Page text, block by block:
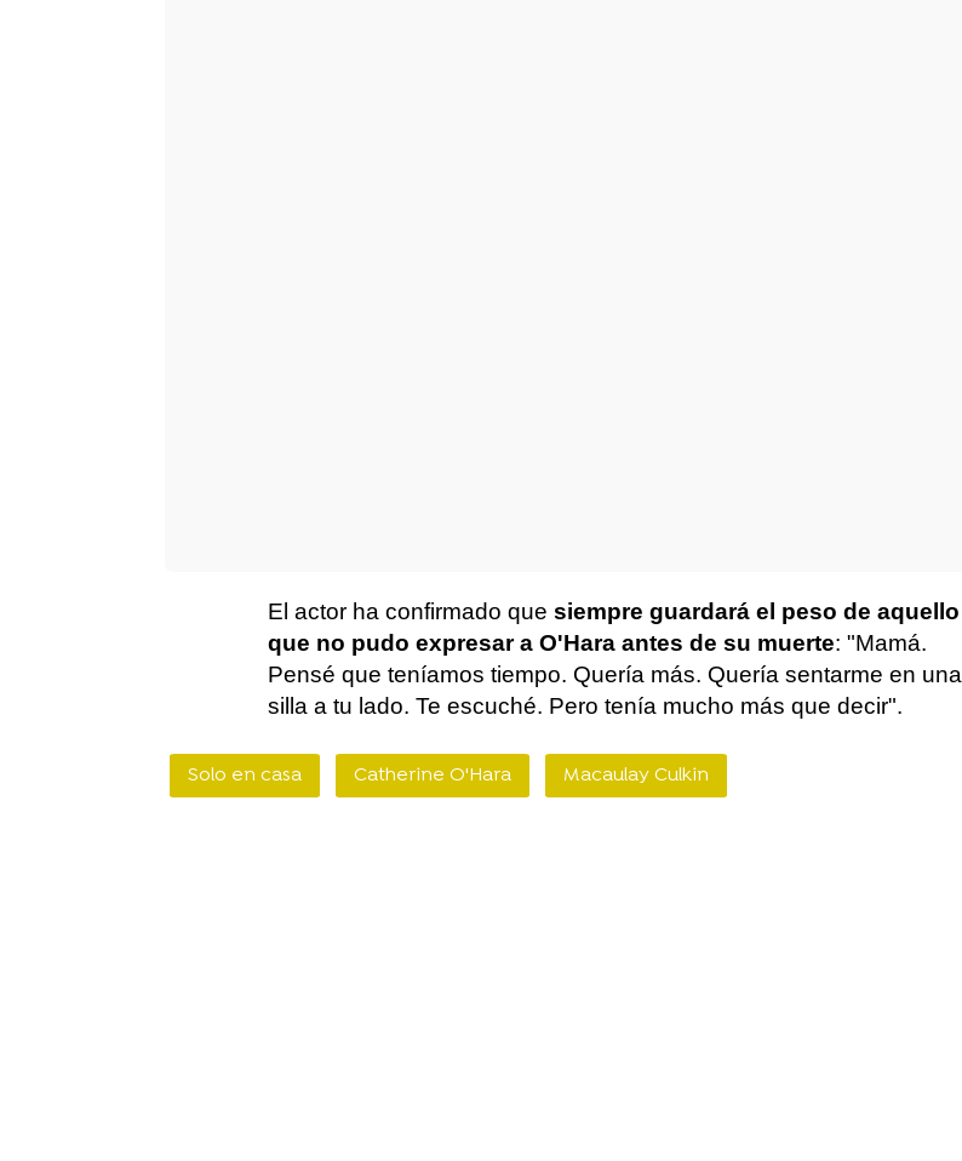
El actor ha confirmado que siempre guardará el peso de aquello
que no pudo expresar a O'Hara antes de su muerte: "Mamá.
Pensé que teníamos tiempo. Quería más. Quería sentarme en una
silla a tu lado. Te escuché. Pero tenía mucho más que decir".
Solo en casa Catherine O'Hara Macaulay Culkin